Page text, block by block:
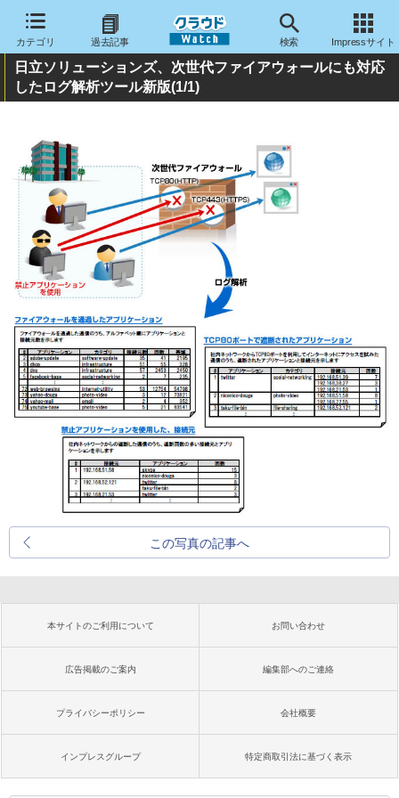
カテゴリ 過去記事 検索 Impressサイト
日立ソリューションズ、次世代ファイアウォールにも対応
したログ解析ツール新版(1/1)
この写真の記事へ
本サイトのご利用について お問い合わせ
広告掲載のご案内 編集部へのご連絡
プライバシーポリシー 会社概要
インプレスグループ 特定商取引法に基づく表示